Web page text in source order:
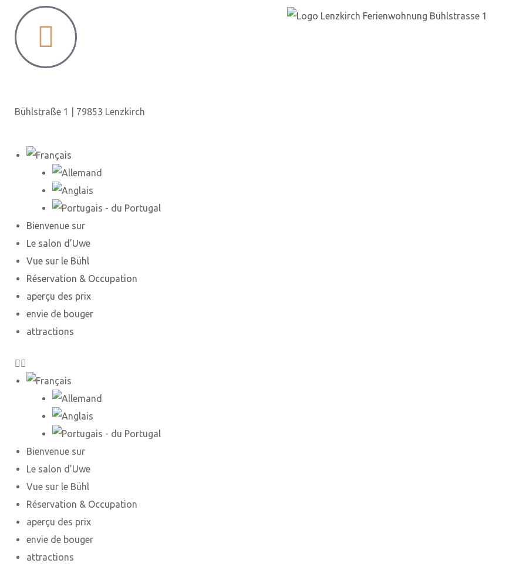
Bühlstraße 1 | 79853 Lenzkirch
Bienvenue sur
Le salon d’Uwe
Vue sur le Bühl
Réservation & Occupation
aperçu des prix
envie de bouger
attractions
Bienvenue sur
Le salon d’Uwe
Vue sur le Bühl
Réservation & Occupation
aperçu des prix
envie de bouger
attractions